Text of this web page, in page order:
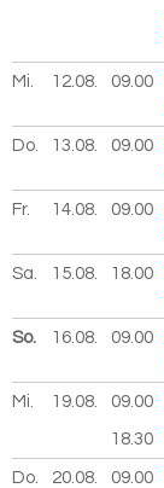
Mi. 12.08. 2026
09.00
Do. 13.08. 2026
09.00
Fr. 14.08. 2026
09.00
Sa. 15.08. 2026
18.00
So. 16.08. 2026
09.00
Mi. 19.08. 2026
09.00
18.30
Do. 20.08. 2026
09.00